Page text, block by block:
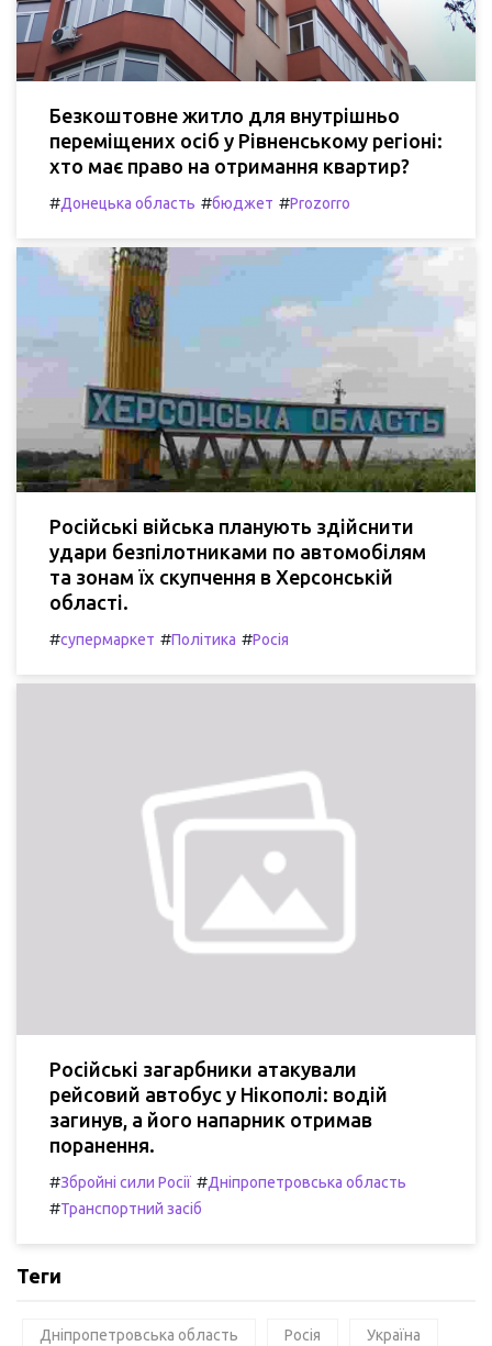
Безкоштовне житло для внутрішньо
переміщених осіб у Рівненському регіоні:
хто має право на отримання квартир?
#Донецька область #бюджет #Prozorro
Російські війська планують здійснити
удари безпілотниками по автомобілям
та зонам їх скупчення в Херсонській
області.
#супермаркет #Політика #Росія
Російські загарбники атакували
рейсовий автобус у Нікополі: водій
загинув, а його напарник отримав
поранення.
#Збройні сили Росії #Дніпропетровська область
#Транспортний засіб
Теги
Дніпропетровська область Росія Україна